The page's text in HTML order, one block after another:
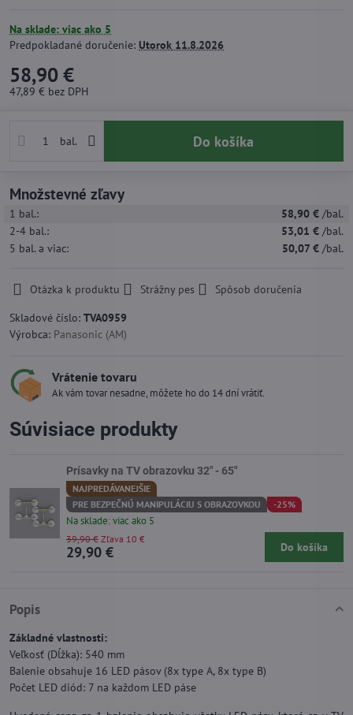
Na sklade: viac ako 5
Predpokladané doručenie: Utorok 11.8.2026
58,90 €
47,89 € bez DPH
bal. Do košíka
Množstevné zľavy
1 bal.: 58,90 € /bal.
2-4 bal.: 53,01 € /bal.
5 bal. a viac: 50,07 € /bal.
Otázka k produktu Strážny pes
Spôsob doručenia
Skladové číslo: TVA0959
Výrobca: Panasonic (AM)
Vrátenie tovaru
Ak vám tovar nesadne, môžete ho do 14 dní vrátiť.
Popis
Základné vlastnosti:
Veľkosť (Dĺžka): 540 mm
Balenie obsahuje 16 LED pásov (8x type A, 8x type B)
Počet LED diód: 7 na každom LED páse
Súvisiace produkty
Prísavky na TV obrazovku 32" - 65"
NAJPREDÁVANEJŠIE
PRE BEZPEČNÚ MANIPULÁCIU S OBRAZOVKOU
-25%
Na sklade: viac ako 5
29,90 €
39,90 € Zľava 10 €
Do košíka